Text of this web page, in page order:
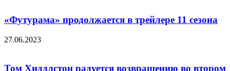
«Футурама» продолжается в трейлере 11 сезона
27.06.2023
Том Хиддлстон радуется возвращению во втором